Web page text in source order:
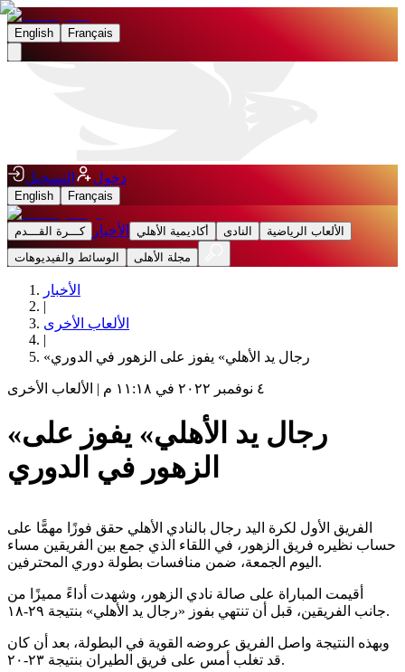
English Français
دخول التسجيل
English Français
كـــرة القـــدم الأخبار أكاديمية الأهلي النادى
الألعاب الرياضية
الوسائط والفيديوهات
مجلة الأهلى
الأخبار
|
الألعاب الأخرى
|
«رجال يد الأهلي» يفوز على الزهور في الدوري
٤ نوفمبر ٢٠٢٢ في ١١:١٨ م | الألعاب الأخرى
«رجال يد الأهلي» يفوز على
الزهور في الدوري
الفريق الأول لكرة اليد رجال بالنادي الأهلي حقق فوزًا مهمًّا على
حساب نظيره فريق الزهور، في اللقاء الذي جمع بين الفريقين مساء
اليوم الجمعة، ضمن منافسات بطولة دوري المحترفين.
أقيمت المباراة على صالة نادي الزهور، وشهدت أداءً مميزًا من
جانب الفريقين، قبل أن تنتهي بفوز «رجال يد الأهلي» بنتيجة ٢٩-١٨.
وبهذه النتيجة واصل الفريق عروضه القوية في البطولة، بعد أن كان
قد تغلب أمس على فريق الطيران بنتيجة ٢٣-٢٠.